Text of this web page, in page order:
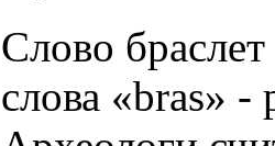
Слово
слова «bras» -